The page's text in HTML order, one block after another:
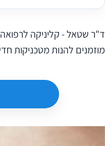
ד"ר שטאל - קליניקה
מוזמנים להנות מטכניקות